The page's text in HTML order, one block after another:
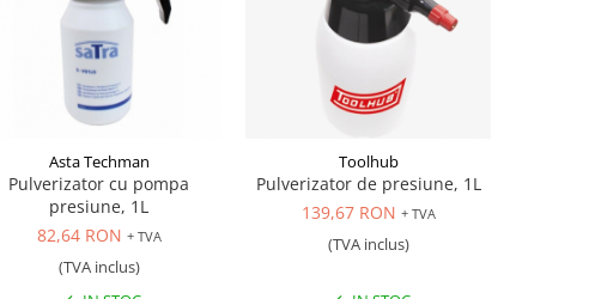
Asta Techman
Pulverizator cu pompa
presiune, 1L
82,64 RON + TVA
(TVA inclus)
Toolhub
Pulverizator de presiune, 1L
139,67 RON + TVA
(TVA inclus)